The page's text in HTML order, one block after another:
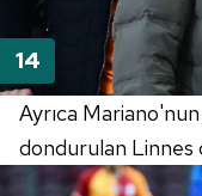
Ayrıca
dondurulan Linnes